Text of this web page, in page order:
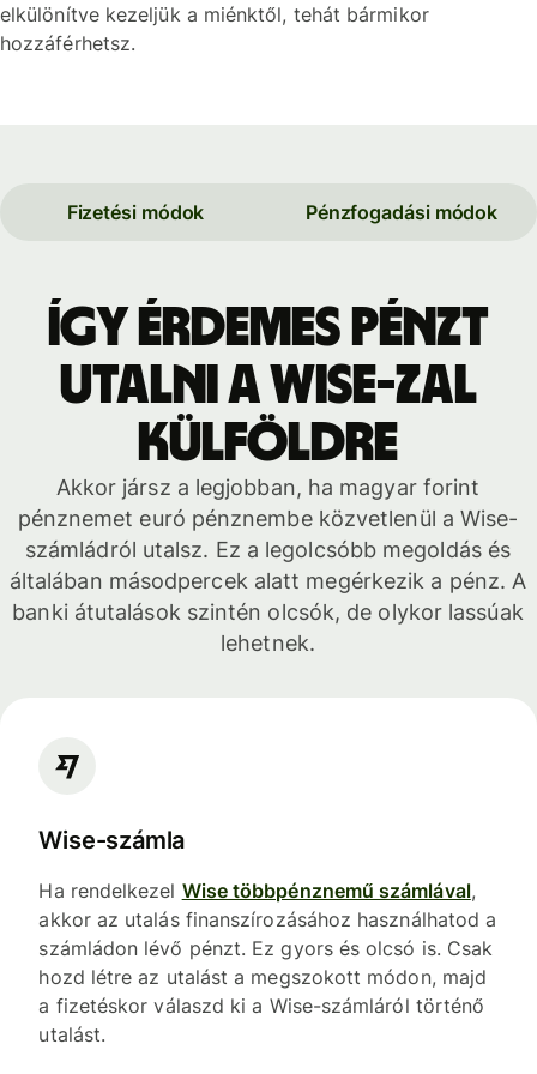
elkülönítve kezeljük a miénktől, tehát bármikor
hozzáférhetsz.
Fizetési módok Pénzfogadási módok
Így érdemes pénzt
utalni a Wise-zal
külföldre
Akkor jársz a legjobban, ha magyar forint
pénznemet euró pénznembe közvetlenül a Wise-
számládról utalsz. Ez a legolcsóbb megoldás és
általában másodpercek alatt megérkezik a pénz. A
banki átutalások szintén olcsók, de olykor lassúak
lehetnek.
Wise-számla
Ha rendelkezel Wise többpénznemű számlával,
akkor az utalás finanszírozásához használhatod a
számládon lévő pénzt. Ez gyors és olcsó is. Csak
hozd létre az utalást a megszokott módon, majd
a fizetéskor válaszd ki a Wise-számláról történő
utalást.